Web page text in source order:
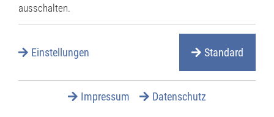
Häufig gesucht
Bestattungen
ausschalten.
Einstellungen Standard
Impressum Datenschutz